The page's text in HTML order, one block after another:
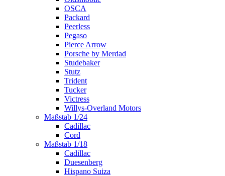
OSCA
Packard
Peerless
Pegaso
Pierce Arrow
Porsche by Merdad
Studebaker
Stutz
Trident
Tucker
Victress
Willys-Overland Motors
Maßstab 1/24
Cadillac
Cord
Maßstab 1/18
Cadillac
Duesenberg
Hispano Suiza